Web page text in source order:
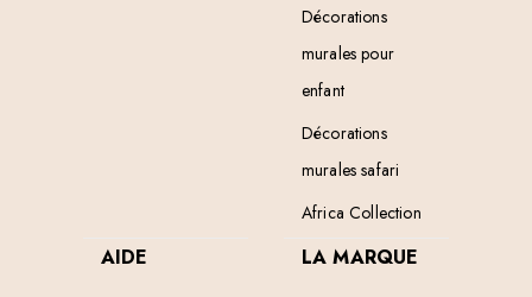
Décorations
murales pour
enfant
Décorations
murales safari
Africa Collection
AIDE LA MARQUE